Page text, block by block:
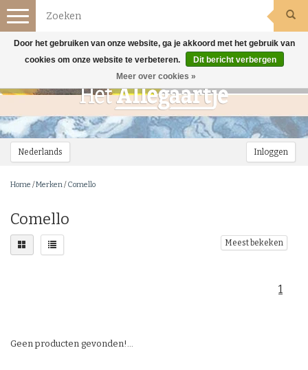
Nederlands Inloggen
Toggle
navigation
Home /Merken/Comello
Comello
Meest bekeken
1
Geen producten gevonden!...
Door het gebruiken van onze website, ga je akkoord met het gebruik van
cookies om onze website te verbeteren.
Dit bericht verbergen
Meer over cookies »